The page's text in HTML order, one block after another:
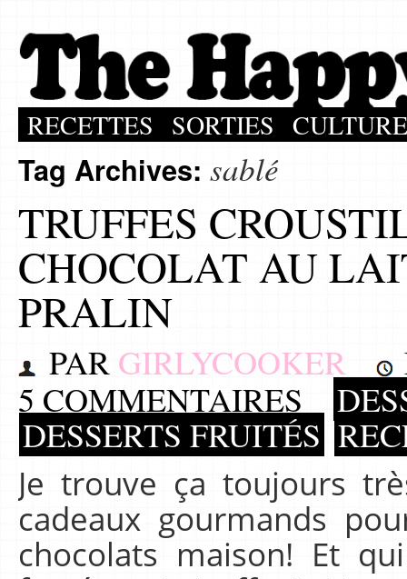
RECETTES SORTIES CULTURE
Tag Archives: sablé
TRUFFES
CHOCOLAT AU
PRALIN
PAR GIRLYCOOKER
5 COMMENTAIRES
DESSERTS FRUITÉS
Je trouve ça toujours
cadeaux gourmands
chocolats maison! Et